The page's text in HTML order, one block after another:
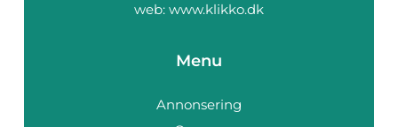
web: www.klikko.dk
Menu
Annonsering